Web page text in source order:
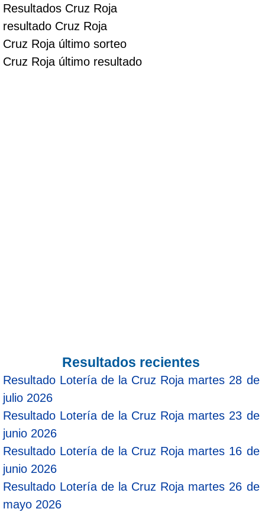
Resultados Cruz Roja
resultado Cruz Roja
Cruz Roja último sorteo
Cruz Roja último resultado
Resultados recientes
Resultado Lotería de la Cruz Roja martes 28 de
julio 2026
Resultado Lotería de la Cruz Roja martes 23 de
junio 2026
Resultado Lotería de la Cruz Roja martes 16 de
junio 2026
Resultado Lotería de la Cruz Roja martes 26 de
mayo 2026